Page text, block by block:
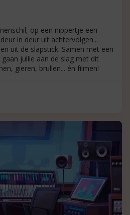
op een nippertje een
in deur uit achtervolgen...
uit de slapstick. Samen met een
jullie aan de slag met dit
gieren, brullen... én filmen!